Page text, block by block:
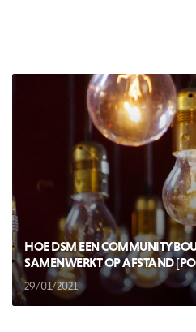
HOE DSM EEN COMMUNITY
SAMENWERKT OP AFSTAND
29/01/2021